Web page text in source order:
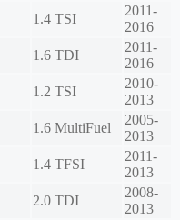
1.4 TSI
2011-
2016
1.6 TDI
2011-
2016
1.2 TSI
2010-
2013
1.6 MultiFuel
2005-
2013
1.4 TFSI
2011-
2013
2.0 TDI
2008-
2013